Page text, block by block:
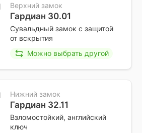
Верхний замок
Гардиан 30.01
Сувальдный замок с защитой
от вскрытия
Можно выбрать другой
Нижний замок
Гардиан 32.11
Взломостойкий, английский
ключ